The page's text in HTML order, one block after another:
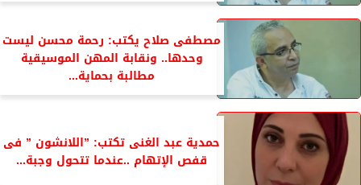
مصطفى صلاح يكتب: رحمة محسن ليست
وحدها.. ونقابة المهن الموسيقية
مطالبة بحماية...
حمدية عبد الغنى تكتب: ”اللانشون ” فى
قفص الإتهام ..عندما تتحول وجبة...